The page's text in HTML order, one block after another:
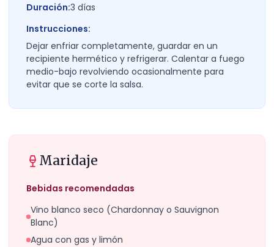
Duración:3 días
Instrucciones:
Dejar enfriar completamente, guardar en un
recipiente hermético y refrigerar. Calentar a fuego
medio-bajo revolviendo ocasionalmente para
evitar que se corte la salsa.
Maridaje
Bebidas recomendadas
Vino blanco seco (Chardonnay o Sauvignon
Blanc)
Agua con gas y limón